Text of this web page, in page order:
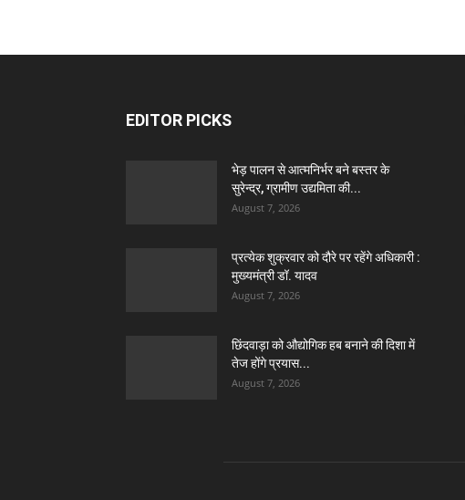
EDITOR PICKS
भेड़ पालन से आत्मनिर्भर बने बस्तर के
सुरेन्द्र, ग्रामीण उद्यमिता की...
August 7, 2026
प्रत्येक शुक्रवार को दौरे पर रहेंगे अधिकारी :
मुख्यमंत्री डॉ. यादव
August 7, 2026
छिंदवाड़ा को औद्योगिक हब बनाने की दिशा में
तेज होंगे प्रयास...
August 7, 2026